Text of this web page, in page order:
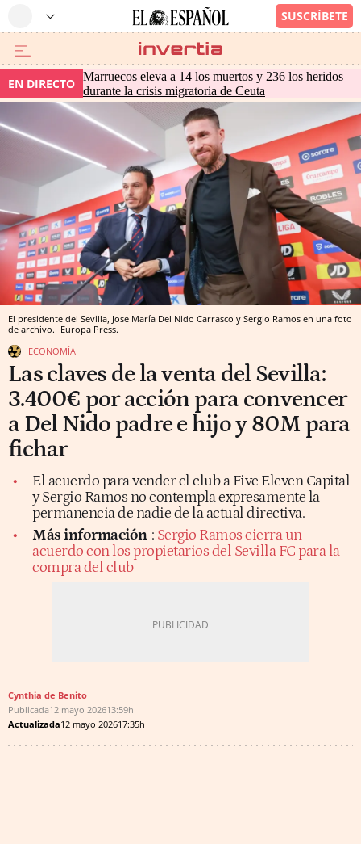
EN DIRECTO Marruecos eleva a 14 los muertos y 236 los heridos
durante la crisis migratoria de Ceuta
El presidente del Sevilla, Jose María Del Nido Carrasco y Sergio Ramos en una foto
de archivo. Europa Press.
ECONOMÍA
Las claves de la venta del Sevilla:
3.400€ por acción para convencer
a Del Nido padre e hijo y 80M para
fichar
El acuerdo para vender el club a Five Eleven Capital
y Sergio Ramos no contempla expresamente la
permanencia de nadie de la actual directiva.
Más información : Sergio Ramos cierra un
acuerdo con los propietarios del Sevilla FC para la
compra del club
Cynthia de Benito
Publicada12 mayo 202613:59h
Actualizada12 mayo 202617:35h